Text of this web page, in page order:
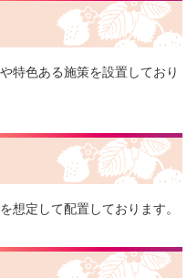
特色ある施策を設置しており
想定して配置しております。